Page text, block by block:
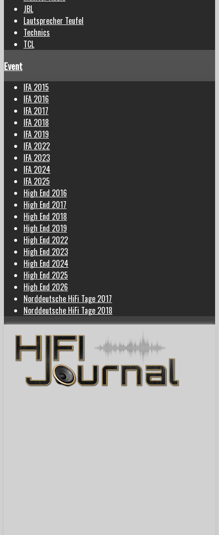
JBL
Lautsprecher Teufel
Technics
TCL
Event
IFA 2015
IFA 2016
IFA 2017
IFA 2018
IFA 2019
IFA 2022
IFA 2023
IFA 2024
IFA 2025
High End 2016
High End 2017
High End 2018
High End 2019
High End 2022
High End 2023
High End 2024
High End 2025
High End 2026
Norddeutsche HiFi Tage 2017
Norddeutsche HiFi Tage 2018